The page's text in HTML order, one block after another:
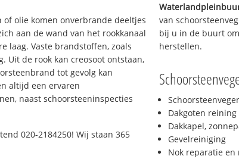
olie komen onverbrande deeltjes
aan de wand van het rookkanaal
laag. Vaste brandstoffen, zoals
Uit de rook kan creosoot ontstaan,
tot gevolg kan
altijd een ervaren
naast schoorsteeninspecties
020-2184250! Wij staan 365
van
bij u in de buurt
herstellen.
Dakgoten
Dakkapel,
Gevelreiniging
Nok reparatie en